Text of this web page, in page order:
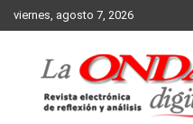
Skip
to
viernes, agosto 7, 2026